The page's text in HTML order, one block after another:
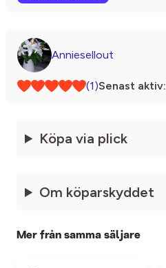
Anniesellout
(1)Senast aktiv:
Köpa via plick
Om köparskyddet
Mer från samma säljare